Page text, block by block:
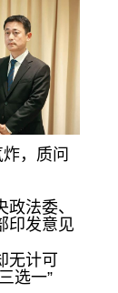
，质问
法委、
印发意见
无计可
选一”